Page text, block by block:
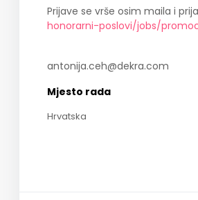
Prijave se vrše osim maila i
honorarni-poslovi/jobs/
antonija.ceh@dekra.com
Mjesto rada
Hrvatska